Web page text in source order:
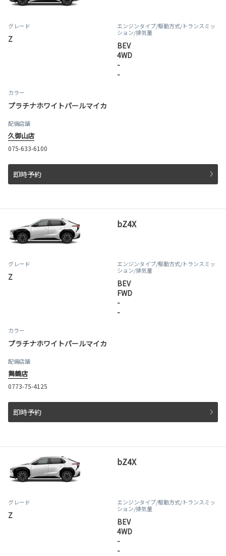
グレード
Z
エンジンタイプ/駆動方式/トランスミッ
ション/排気量
BEV
4WD
-
-
カラー
プラチナホワイトパールマイカ
配備店舗
久御山店
075-633-6100
即時予約
bZ4X
グレード
Z
エンジンタイプ/駆動方式/トランスミッ
ション/排気量
BEV
FWD
-
-
カラー
プラチナホワイトパールマイカ
配備店舗
舞鶴店
0773-75-4125
即時予約
bZ4X
グレード
Z
エンジンタイプ/駆動方式/トランスミッ
ション/排気量
BEV
4WD
-
-